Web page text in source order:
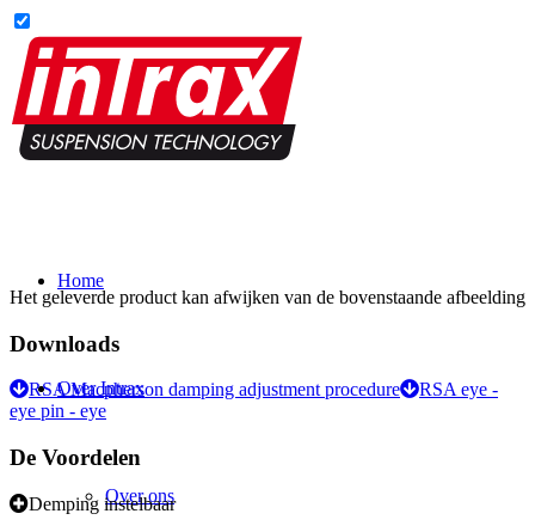
Home
Over Intrax
Over ons
Het geleverde product kan afwijken van de bovenstaande afbeelding
Downloads
RSA Macpherson damping adjustment procedure
RSA eye -
eye pin - eye
De Voordelen
Demping instelbaar